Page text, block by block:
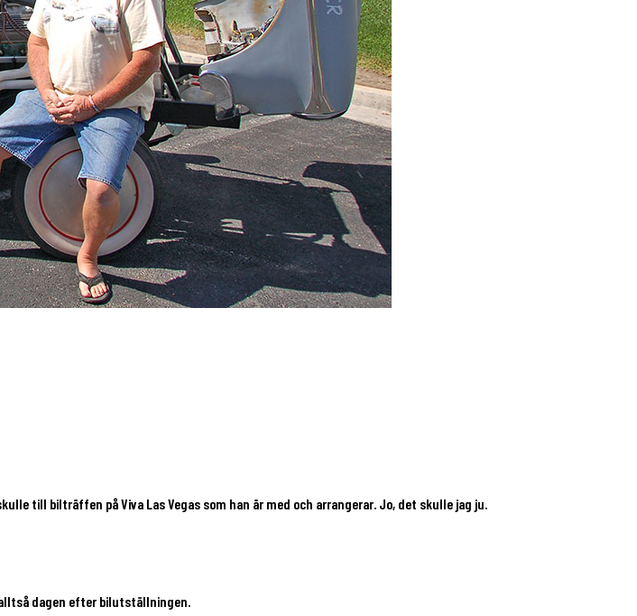
till bilträffen på Viva Las Vegas som han är med och arrangerar. Jo, det skulle jag ju.
dagen efter bilutställningen.